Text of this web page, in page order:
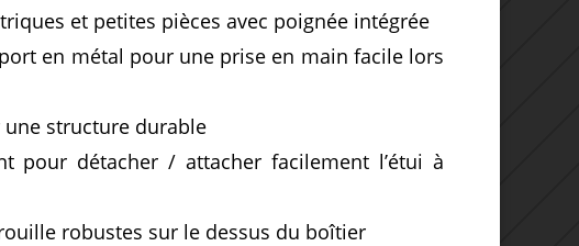
et petites pièces avec poignée intégrée
en métal pour une prise en main facile lors
structure durable
pour détacher / attacher facilement l’étui à
robustes sur le dessus du boîtier